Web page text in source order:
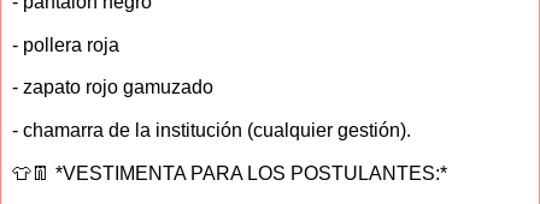
- pollera roja
- zapato rojo gamuzado
- chamarra de la institución (cualquier gestión).
👕👖 *VESTIMENTA PARA LOS POSTULANTES:*